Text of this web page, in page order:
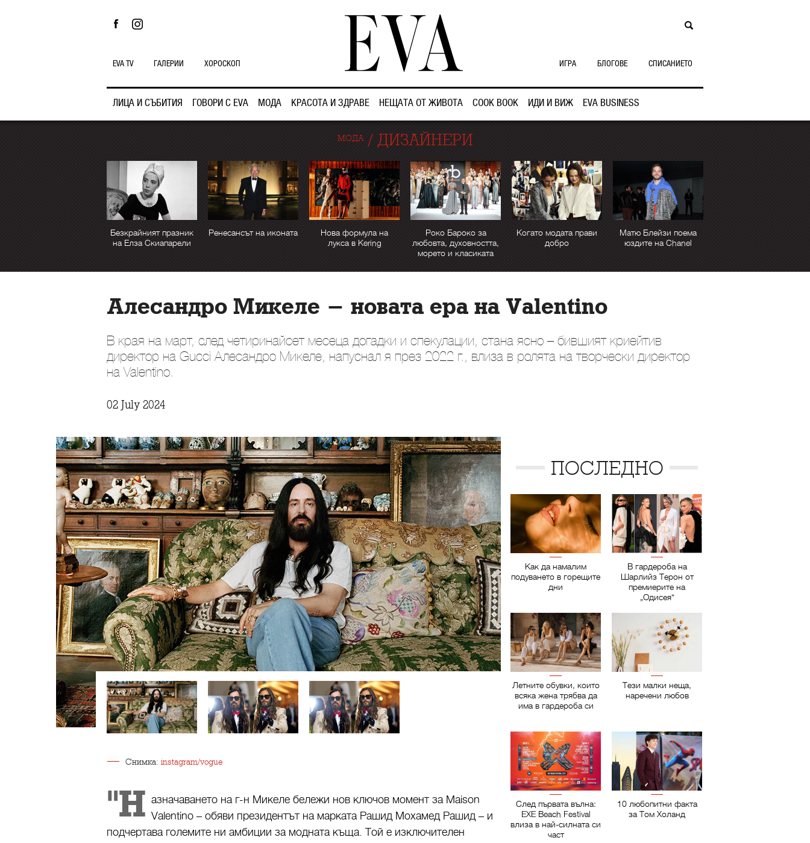
ЛИЦА И СЪБИТИЯ ГОВОРИ С EVA МОДА КРАСОТА И ЗДРАВЕ НЕЩАТА ОТ ЖИВОТА COOK BOOK ИДИ И ВИЖ EVA BUSINESS
EVA TV ГАЛЕРИИ ХОРОСКОП ИГРА БЛОГОВЕ СПИСАНИЕТО
МОДА/ ДИЗАЙНЕРИ
Безкрайният празник
на Елза Скиапарели
Ренесансът на иконата
Нова формула на
лукса в Kering
Роко Бароко за
любовта, духовността,
морето и класиката
Когато модата прави
добро
Матю Блейзи поема
юздите на Chanel
Алесандро Микеле - новата ера на Valentino
В края на март, след четиринайсет месеца догадки и спекулации, стана ясно – бившият криейтив
директор на Gucci Алесандро Микеле, напуснал я през 2022 г., влиза в ролята на творчески директор
на Valentino.
02 July 2024
Снимка: instagram/vogue
"Н азначаването на г-н Микеле бележи нов ключов момент за Maison
Valentino – обяви президентът на марката Рашид Мохамед Рашид – и
подчертава големите ни амбиции за модната къща. Той е изключителен
ПОСЛЕДНО
Как да намалим
подуването в горещите
дни
В гардероба на
Шарлийз Терон от
премиерите на
„Одисея“
Летните обувки, които
всяка жена трябва да
има в гардероба си
Тези малки неща,
наречени любов
След първата вълна:
EXE Beach Festival
влиза в най-силната си
част
10 любопитни факта
за Том Холанд